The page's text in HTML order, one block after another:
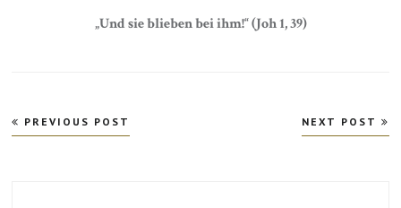
„Und sie blieben bei ihm!“ (Joh 1, 39)
Beitragsnavigation
PREVIOUS POST NEXT POST